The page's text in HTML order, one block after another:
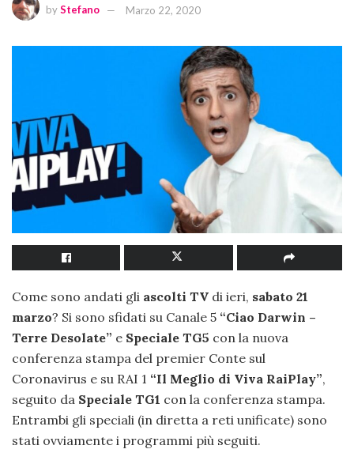
byStefano Marzo 22, 2020
Come sono andati gli ascolti TV di ieri, sabato 21
marzo? Si sono sfidati su Canale 5 “Ciao Darwin –
Terre Desolate” e Speciale TG5 con la nuova
conferenza stampa del premier Conte sul
Coronavirus e su RAI 1 “Il Meglio di Viva RaiPlay”,
seguito da Speciale TG1 con la conferenza stampa.
Entrambi gli speciali (in diretta a reti unificate) sono
stati ovviamente i programmi più seguiti.